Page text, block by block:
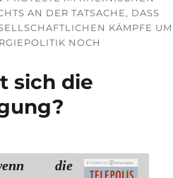
AN DER TATSACHE, DASS
KÄMPFE UM
NOCH
sich die
die